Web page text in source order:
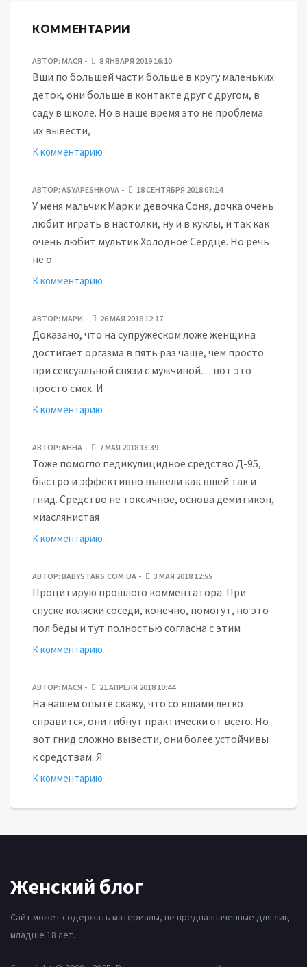
КОММЕНТАРИИ
АВТОР: МАСЯ 8 ЯНВАРЯ 2019 16:10
Вши по большей части больше в кругу маленьких
деток, они больше в контакте друг с другом, в
саду в школе. Но в наше время это не проблема
их вывести,
К комментарию
АВТОР: ASYAPESHKOVA 18 СЕНТЯБРЯ 2018 07:14
У меня мальчик Марк и девочка Соня, дочка очень
любит играть в настолки, ну и в куклы, и так как
очень любит мультик Холодное Сердце. Но речь
не о
К комментарию
АВТОР: МАРИ 26 МАЯ 2018 12:17
Доказано, что на супружеском ложе женщина
достигает оргазма в пять раз чаще, чем просто
при сексуальной связи с мужчиной......вот это
просто смех. И
К комментарию
АВТОР: АННА 7 МАЯ 2018 13:39
Тоже помогло педикулицидное средство Д-95,
быстро и эффективно вывели как вшей так и
гнид. Средство не токсичное, основа демитикон,
миаслянистая
К комментарию
АВТОР: BABYSTARS.COM.UA 3 МАЯ 2018 12:55
Процитирую прошлого комментатора: При
спуске коляски соседи, конечно, помогут, но это
пол беды и тут полностью согласна с этим
К комментарию
АВТОР: МАСЯ 21 АПРЕЛЯ 2018 10:44
На нашем опыте скажу, что со вшами легко
справится, они гибнут практически от всего. Но
вот гнид сложно вывести, они более устойчивы
к средствам. Я
К комментарию
Женский блог
Сайт может содержать материалы, не предназначенные для лиц
младше 18 лет.